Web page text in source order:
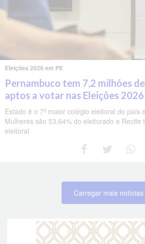
Eleições 2026 em PE
Pernambuco tem 7,2 milhões
aptos a votar nas Eleições 2026
Estado é o 7º maior colégio eleitoral do país
Mulheres são 53,64% do eleitorado e Recife
eleitoral
Carregar mais notícias